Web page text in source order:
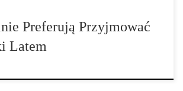
Preferują Przyjmować
Latem